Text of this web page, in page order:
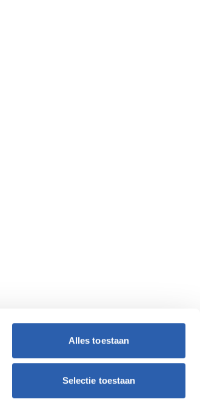
Alles toestaan
Selectie toestaan